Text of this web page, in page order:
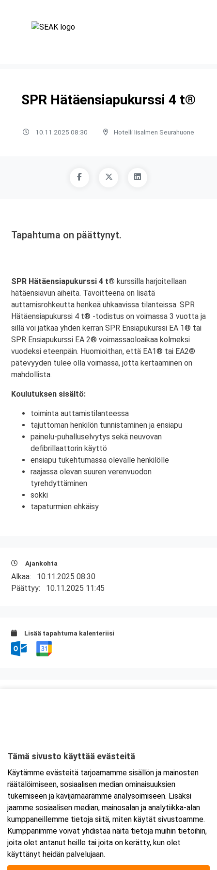
SPR Hätäensiapukurssi 4 t®
10.11.2025 08:30 Hotelli Iisalmen Seurahuone
Tapahtuma on päättynyt.
SPR Hätäensiapukurssi 4 t® kurssilla harjoitellaan
hätäensiavun aiheita. Tavoitteena on lisätä
auttamisrohkeutta henkeä uhkaavissa tilanteissa. SPR
Hätäensiapukurssi 4 t® -todistus on voimassa 3 vuotta ja
sillä voi jatkaa yhden kerran SPR Ensiapukurssi EA 1® tai
SPR Ensiapukurssi EA 2® voimassaoloaikaa kolmeksi
vuodeksi eteenpäin. Huomioithan, että EA1® tai EA2®
pätevyyden tulee olla voimassa, jotta kertaaminen on
mahdollista.
Koulutuksen sisältö:
toiminta auttamistilanteessa
tajuttoman henkilön tunnistaminen ja ensiapu
painelu-puhalluselvytys sekä neuvovan
defibrillaattorin käyttö
ensiapu tukehtumassa olevalle henkilölle
raajassa olevan suuren verenvuodon
tyrehdyttäminen
sokki
tapaturmien ehkäisy
Ajankohta
Alkaa: 10.11.2025 08:30
Päättyy: 10.11.2025 11:45
Lisää tapahtuma kalenteriisi
Tarkempi kartta ja ajo-ohjeet
Tämä sivusto käyttää evästeitä
Käytämme evästeitä tarjoamamme sisällön ja mainosten
räätälöimiseen, sosiaalisen median ominaisuuksien
tukemiseen ja kävijämäärämme analysoimiseen. Lisäksi
jaamme sosiaalisen median, mainosalan ja analytiikka-alan
kumppaneillemme tietoja siitä, miten käytät sivustoamme.
Kumppanimme voivat yhdistää näitä tietoja muihin tietoihin,
joita olet antanut heille tai joita on kerätty, kun olet
käyttänyt heidän palvelujaan.